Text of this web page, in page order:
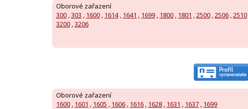
Oborové zařazení
300 ,303 , 1600 , 1614, 1641 , 1699 , 1800 , 1801 ,2500 ,2506 ,2510
3200 ,3206
Oborové zařazení
1600 1601 1605 1606 1616 1628 1631 1637 1699